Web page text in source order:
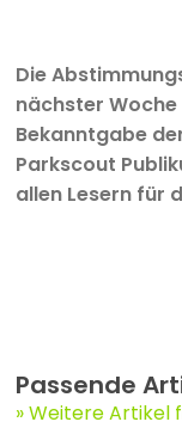
Die
nächster
Bekanntgabe
Parkscout
allen Lesern für
Passende
Weitere Artikel